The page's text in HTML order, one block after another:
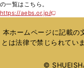
の一覧はこちら。
https://aebs.or.jp/
新
い
ウ
ィ
本ホームページに記載の
とは法律で禁じられてい
©